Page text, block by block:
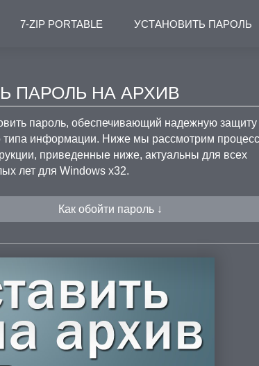
7-ZIP PORTABLE УСТАНОВИТЬ ПАРОЛЬ
ПАРОЛЬ НА АРХИВ
пароль, обеспечивающий надежную защиту
типа информации. Ниже мы рассмотрим процесс
приведенные ниже, актуальны для всех
лет для Windows x32.
Как обойти пароль ↓